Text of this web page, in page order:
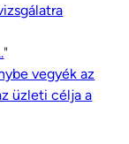
"
vegyék az
üzleti célja a